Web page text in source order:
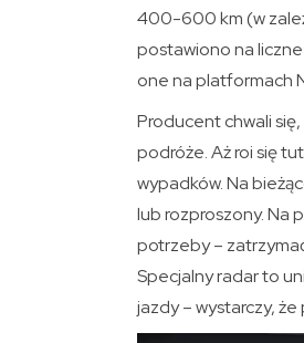
400-600 km (w
postawiono na
one na platformach
Producent chwali
podróże. Aż roi się
wypadków. Na
lub rozproszony. Na
potrzeby –
Specjalny radar to
jazdy – wystarczy,